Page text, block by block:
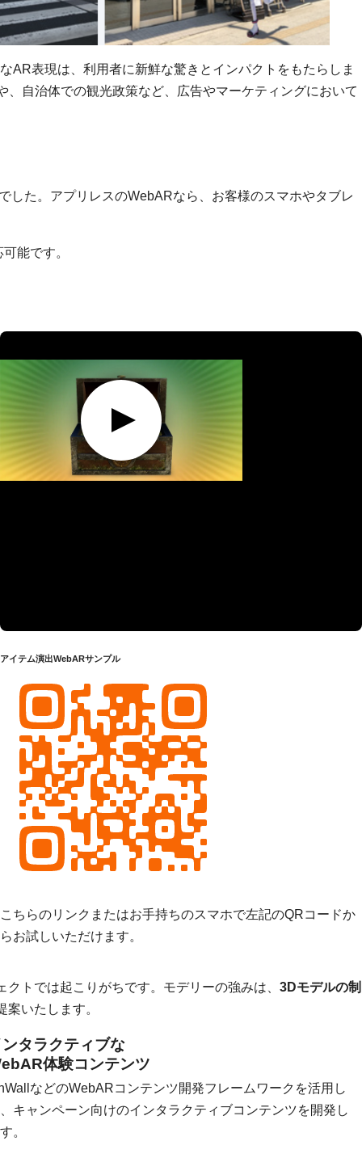
AR表現は、利用者に新鮮な驚きとインパクトをもたらしま
、自治体での観光政策など、広告やマーケティングにおいて
た。アプリレスのWebARなら、お客様のスマホやタブレ
能です。
アイテム演出WebARサンプル
こちらのリンク またはお手持ちのスマホで左記のQRコードか
らお試しいただけます。
トでは起こりがちです。モデリーの強みは、 3Dモデルの制
いたします。
タラクティブな
体験コンテンツ
などのWebARコンテンツ開発フレームワークを活用し
キャンペーン向けのインタラクティブコンテンツを開発し
。